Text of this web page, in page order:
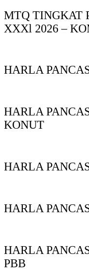
MTQ TINGKAT
XXXl 2026 –
HARLA
HARLA
KONUT
HARLA
HARLA
HARLA
PBB